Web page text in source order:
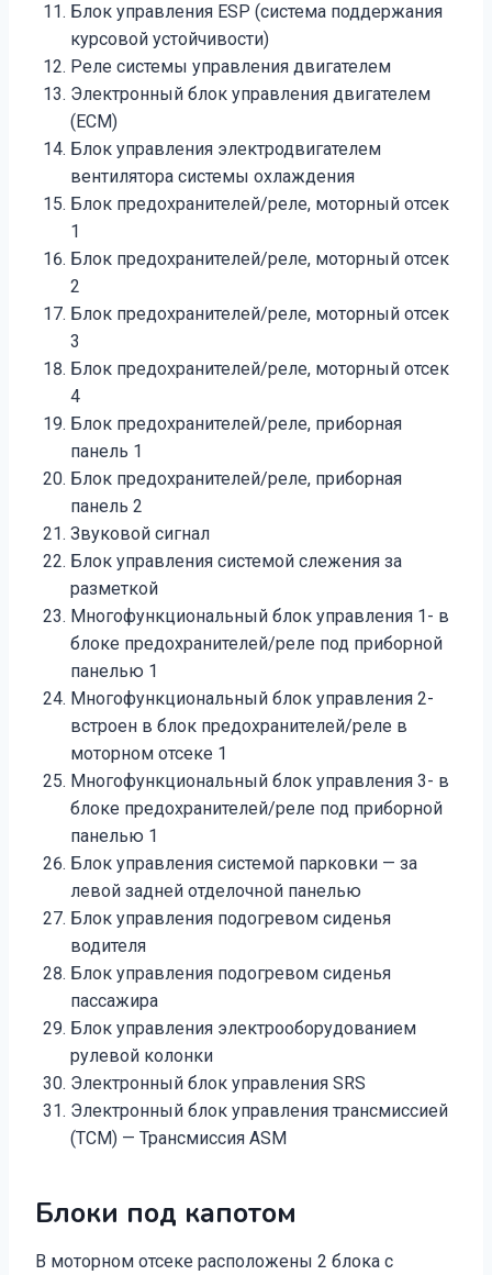
Блок управления ESP (система поддержания
курсовой устойчивости)
Реле системы управления двигателем
Электронный блок управления двигателем
(ECM)
Блок управления электродвигателем
вентилятора системы охлаждения
Блок предохранителей/реле, моторный отсек
1
Блок предохранителей/реле, моторный отсек
2
Блок предохранителей/реле, моторный отсек
3
Блок предохранителей/реле, моторный отсек
4
Блок предохранителей/реле, приборная
панель 1
Блок предохранителей/реле, приборная
панель 2
Звуковой сигнал
Блок управления системой слежения за
разметкой
Многофункциональный блок управления 1- в
блоке предохранителей/реле под приборной
панелью 1
Многофункциональный блок управления 2-
встроен в блок предохранителей/реле в
моторном отсеке 1
Многофункциональный блок управления 3- в
блоке предохранителей/реле под приборной
панелью 1
Блок управления системой парковки — за
левой задней отделочной панелью
Блок управления подогревом сиденья
водителя
Блок управления подогревом сиденья
пассажира
Блок управления электрооборудованием
рулевой колонки
Электронный блок управления SRS
Электронный блок управления трансмиссией
(TCM) — Трансмиссия ASM
Блоки под капотом
В моторном отсеке расположены 2 блока с